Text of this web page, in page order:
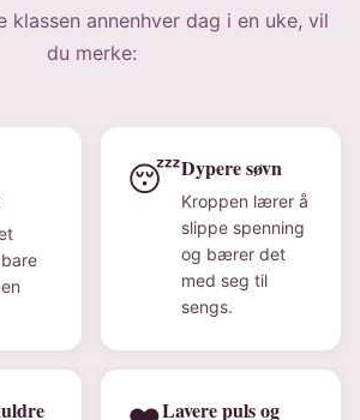
klassen annenhver dag i en uke, vil
du merke:
😴Dypere søvn
Kroppen lærer å
slippe spenning
og bærer det
med seg til
sengs.
Lavere puls og